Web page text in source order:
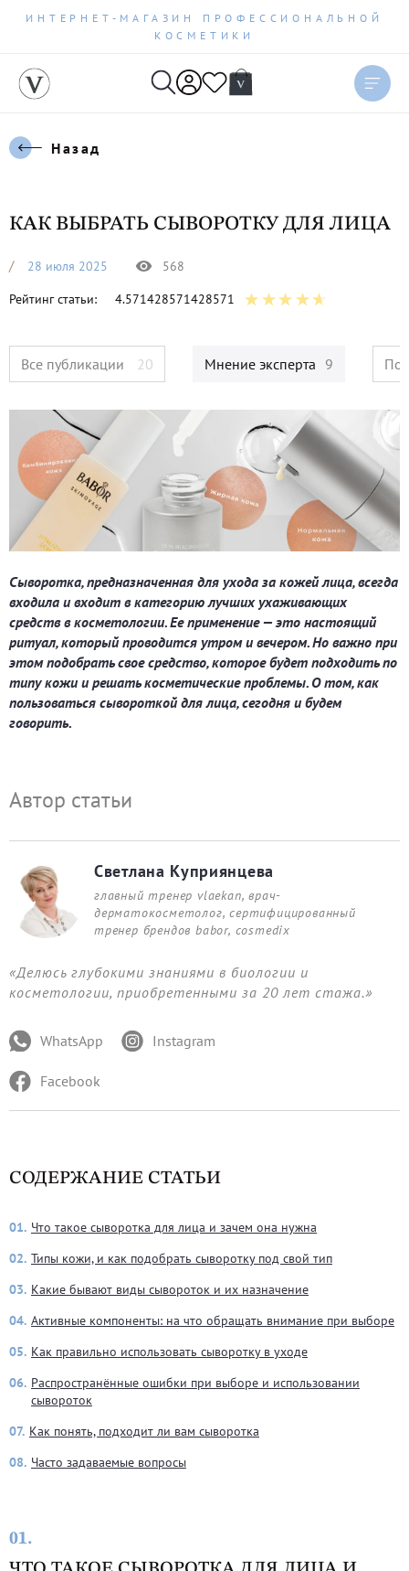
ИНТЕРНЕТ-МАГАЗИН ПРОФЕССИОНАЛЬНОЙ
КОСМЕТИКИ
Назад
КАК ВЫБРАТЬ СЫВОРОТКУ ДЛЯ ЛИЦА
28 июля 2025 568
Рейтинг статьи: 4.571428571428571
Все публикации 20 Мнение эксперта 9
Сыворотка, предназначенная для ухода за кожей лица, всегда
входила и входит в категорию лучших ухаживающих
средств в косметологии. Ее применение — это настоящий
ритуал, который проводится утром и вечером. Но важно при
этом подобрать свое средство, которое будет подходить по
типу кожи и решать косметические проблемы. О том, как
пользоваться сывороткой для лица, сегодня и будем
говорить.
Автор статьи
Светлана Куприянцева
главный тренер vlaekan, врач-
дерматокосметолог, сертифицированный
тренер брендов babor, cosmedix
«Делюсь глубокими знаниями в биологии и
косметологии, приобретенными за 20 лет стажа.»
WhatsApp Instagram
Facebook
СОДЕРЖАНИЕ СТАТЬИ
01. Что такое сыворотка для лица и зачем она нужна
02. Типы кожи, и как подобрать сыворотку под свой тип
03. Какие бывают виды сывороток и их назначение
04. Активные компоненты: на что обращать внимание при выборе
05. Как правильно использовать сыворотку в уходе
06. Распространённые ошибки при выборе и использовании
сывороток
07. Как понять, подходит ли вам сыворотка
08. Часто задаваемые вопросы
01.